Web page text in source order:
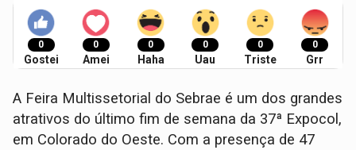
0
Gostei
0
Amei
0
Haha
0
Uau
0
Triste
0
Grr
A Feira Multissetorial do Sebrae é um dos grandes
atrativos do último fim de semana da 37ª Expocol,
em Colorado do Oeste. Com a presença de 47